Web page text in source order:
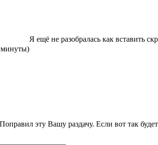
минуты)
Я ещё не разобралась как вставить
Поправил эту Вашу раздачу. Если вот так